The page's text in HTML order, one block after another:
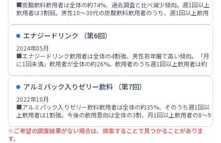
に数回以上飲用者では9割以上、現在非飲用者では約4%。
ァーム・ヴァームウォーター主飲用者などでは、スポーツ中や前後の比率
が高い傾向。
■スポーツ・機能性飲料購入時の重視点は「味」「価格」の他、「機能・
効果」「成分」「飲み慣れている」「容量、サイズ」「カロリー」などが
上位。OS-1主飲用者、ヴァーム・ヴァームウォーター主飲用者などでは
「機能・効果」の比率が高い。
■スポーツ・機能性飲料飲用意向は6割弱。月に数回以上飲用者では9割以
上、現在非飲用者では約4%。
■炭酸飲料飲用者は全体の約74%、過去調査と比べ減少傾向。週1回以上
飲用者は3割弱。男性10～30代の炭酸飲料飲用者のうち、週1回以上飲用
者は各5割強～6割強で、飲用頻度が高い。
中・休み時間」「スカッとしたい」が各3割強。「食事と一緒に」「食
後」「おやつ」などは若年層での比率が高い傾向。飲用頻度が高い層では
「お風呂あがり」「食事と一緒に」「食後」などの比率が高い。
■炭酸飲料飲用者の選定時の重視点は「味、飲み口」「価格」が各5～6
割、「商品ブランド」が約35%、「飲み慣れている」「メーカー名」がそ
れぞれ約25%。購入場所は「スーパー」が7割強、「コンビニエンススト
ア」が3割強。「ドラッグストア」は2割強で、過去調査と比べ増加傾向。
■炭酸入り飲料の飲用意向は「炭酸飲料」が5割強、「炭酸水」が約
26%。「炭酸飲料」は男性や若年層で高く、男性10～50代では各60%
台。
エナジードリンク （第6回）
2024年05月
■エナジードリンク飲用者は全体の4割強、男性若年層で高い傾向。「月
に1回未満」飲用者が全体の約26%。飲用者のうち週1回以上飲用者は約
16%、男性若年層での飲用頻度が高い傾向。
「休憩中・休み時間」「気分転換したい」「のどが渇いた」などが各2割
前後。重視点は「味」が6割強、「価格」が4割強、「飲みやすさ」「効
能・効果」が各3割前後、「飲み慣れている」「容量、サイズ」などが各2
割前後。
■エナジードリンク飲用者の飲用理由は「味が好き」が3割強、「炭酸系
の飲料が好き」「気軽に飲める」が各2割強、「一時的に気分をあげられ
る」「気軽に栄養補給ができる」が各2割弱。「味が好き」は若年層での
アルミパック入りゼリー飲料 （第7回）
2022年10月
■アルミパック入りゼリー飲料飲用者は全体の約35%、そのうち週1回以
上飲用者は1割強。今後の飲用意向は全体の3割、月1回以上飲用者の8～9
■アルミパック入りゼリー飲料飲用理由は「エネルギー補給」「味が好
※ご希望の調査結果がない場合は、検索することで見つかることがありま
す。